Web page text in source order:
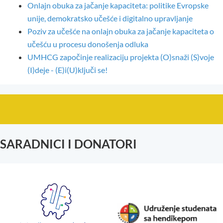
Onlajn obuka za jačanje kapaciteta: politike Evropske
unije, demokratsko učešće i digitalno upravljanje
Poziv za učešće na onlajn obuka za jačanje kapaciteta o
učešću u procesu donošenja odluka
UMHCG započinje realizaciju projekta (O)snaži (S)voje
(I)deje - (E)i(U)ključi se!
SARADNICI I DONATORI